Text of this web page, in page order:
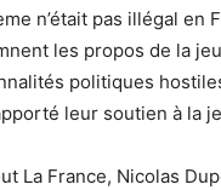
n’était pas illégal en
les propos de la
politiques
leur soutien à la
La France, Nicolas